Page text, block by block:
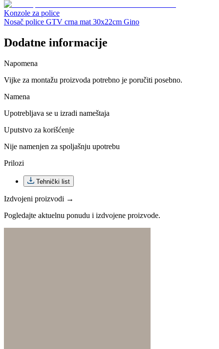
Konzole za police
Nosač police GTV crna mat 30x22cm Gino
Dodatne informacije
Napomena
Vijke za montažu proizvoda potrebno je poručiti posebno.
Namena
Upotrebljava se u izradi nameštaja
Uputstvo za korišćenje
Nije namenjen za spoljašnju upotrebu
Prilozi
Tehnički list
Izdvojeni proizvodi →
Pogledajte aktuelnu ponudu i izdvojene proizvode.